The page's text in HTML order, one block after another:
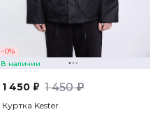
−0%
В наличии
1 450 ₽ 1 450 ₽
Куртка Kester